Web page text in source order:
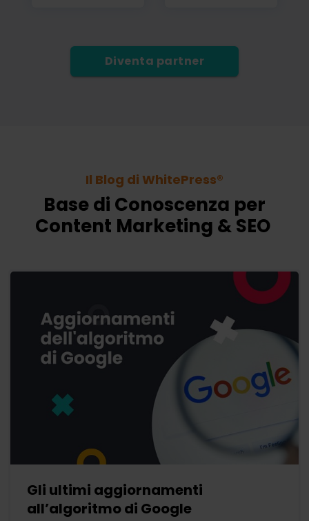
Diventa partner
Il Blog di WhitePress®
Base di Conoscenza per
Content Marketing & SEO
Gli ultimi aggiornamenti
all’algoritmo di Google